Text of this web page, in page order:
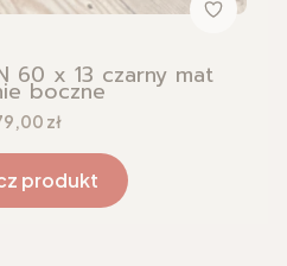
60 x 13 czarny mat
boczne
zł
produkt